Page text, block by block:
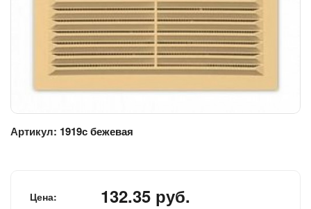
Артикул: 1919с бежевая
Цена: 132.35 руб.